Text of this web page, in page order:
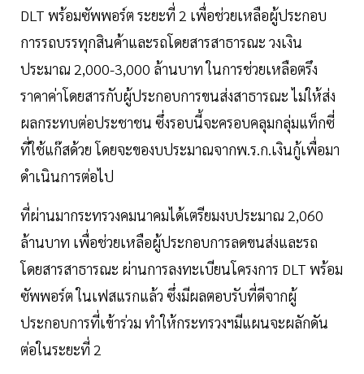
DLT พร้อมซัพพอร์ต ระยะที่ 2 เพื่อช่วยเหลือผู้ประกอบ
การรถบรรทุกสินค้าและรถโดยสารสาธารณะ วงเงิน
ประมาณ 2,000-3,000 ล้านบาท ในการช่วยเหลือตรึง
ราคาค่าโดยสารกับผู้ประกอบการขนส่งสาธารณะ ไม่ให้ส่ง
ผลกระทบต่อประชาชน ซึ่งรอบนี้จะครอบคลุมกลุ่มแท็กซี่
ที่ใช้แก๊สด้วย โดยจะของบประมาณจากพ.ร.ก.เงินกู้เพื่อมา
ดำเนินการต่อไป
ที่ผ่านมากระทรวงคมนาคมได้เตรียมงบประมาณ 2,060
ล้านบาท เพื่อช่วยเหลือผู้ประกอบการลดขนส่งและรถ
โดยสารสาธารณะ ผ่านการลงทะเบียนโครงการ DLT พร้อม
ซัพพอร์ต ในเฟสแรกแล้ว ซึ่งมีผลตอบรับที่ดีจากผู้
ประกอบการที่เข้าร่วม ทำให้กระทรวงฯมีแผนจะผลักดัน
ต่อในระยะที่ 2